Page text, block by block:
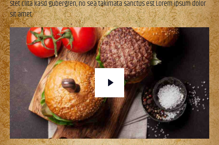
Stet clita kasd gubergren, no sea takimata sanctus est Lorem ipsum dolor
sit amet.